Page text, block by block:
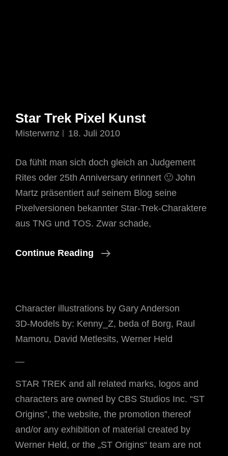
Star Trek Pixel Kunst
Misterwrnz 18. Juli 2010
Da fühlt man sich doch gleich an Judgement
Rites oder 25th Anniversary erinnert 🙂 John
Martz präsentiert auf seinem Blog seine
Pixelversionen bekannter Star-Trek-Charaktere
aus TNG und TOS. Zwar schade,
Continue Reading
Star
Character illustrations by Gary Anderson
3D-Models by: Kenny_Z, beda of Borg, Raul
Mamoru, David Metlesits, Werner Held
—
STAR TREK and all related marks, logos and
characters are owned by CBS Studios Inc. “ST
Origins”, the website, the promotion thereof
and/or any exhibition of material created by
Werner Held, or the „ST Origins“ team are not